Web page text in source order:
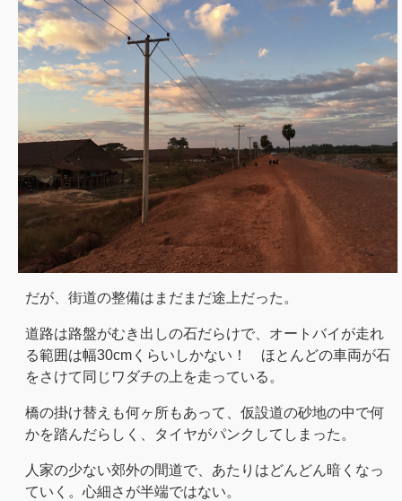
だが、街道の整備はまだまだ途上だった。
道路は路盤がむき出しの石だらけで、オートバイが走れ
る範囲は幅30cmくらいしかない！ ほとんどの車両が石
をさけて同じワダチの上を走っている。
橋の掛け替えも何ヶ所もあって、仮設道の砂地の中で何
かを踏んだらしく、タイヤがパンクしてしまった。
人家の少ない郊外の間道で、あたりはどんどん暗くなっ
ていく。心細さが半端ではない。